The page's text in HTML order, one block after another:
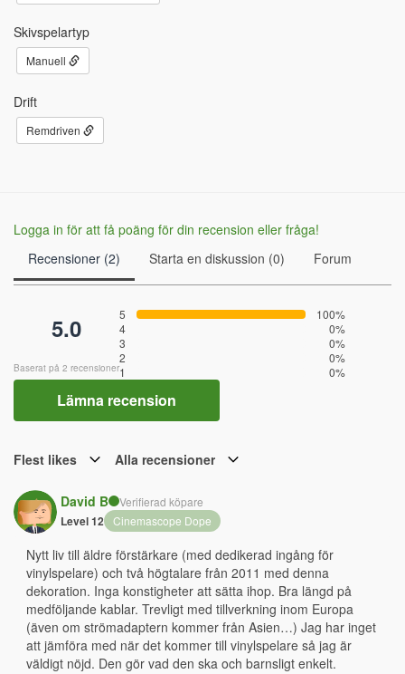
Skivspelartyp
Manuell
Drift
Remdriven
Logga in för att få poäng för din recension eller fråga!
Recensioner (2)
Starta en diskussion (0) Forum
5.0
Baserat på 2 recensioner
5
100%
4
0%
3
0%
2
0%
1
0%
Lämna recension
Flest likes Alla recensioner
David B Verifierad köpare
Level 12 Cinemascope Dope
Nytt liv till äldre förstärkare (med dedikerad ingång för
vinylspelare) och två högtalare från 2011 med denna
dekoration. Inga konstigheter att sätta ihop. Bra längd på
medföljande kablar. Trevligt med tillverkning inom Europa
(även om strömadaptern kommer från Asien…) Jag har inget
att jämföra med när det kommer till vinylspelare så jag är
väldigt nöjd. Den gör vad den ska och barnsligt enkelt.